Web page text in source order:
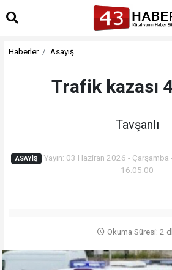
Haberler Asayiş
Trafik kazası
Tavşanlı
ASAYIŞ Yayın: 03 Haziran 2026 -
16:05:00
Okuma Süresi: 2